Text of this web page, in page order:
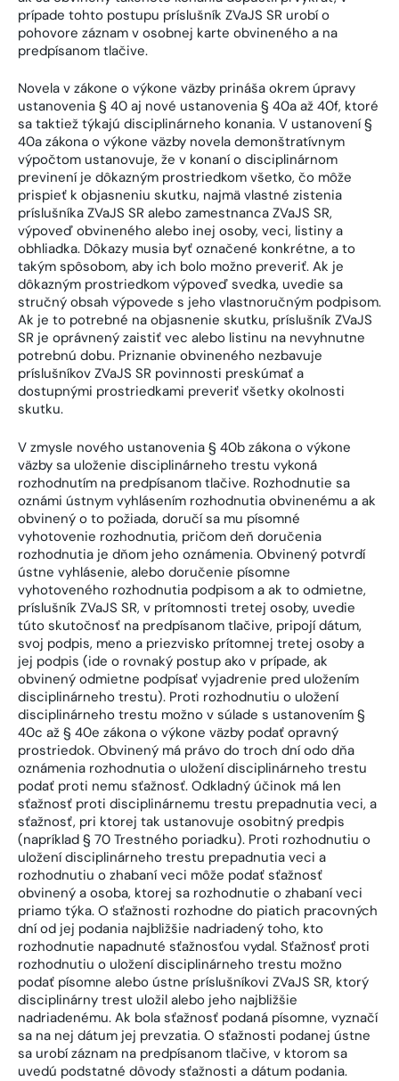
prípade tohto postupu príslušník ZVaJS SR urobí o
pohovore záznam v osobnej karte obvineného a na
predpísanom tlačive.
Novela v zákone o výkone väzby prináša okrem úpravy
ustanovenia § 40 aj nové ustanovenia § 40a až 40f, ktoré
sa taktiež týkajú disciplinárneho konania. V ustanovení §
40a zákona o výkone väzby novela demonštratívnym
výpočtom ustanovuje, že v konaní o disciplinárnom
previnení je dôkazným prostriedkom všetko, čo môže
prispieť k objasneniu skutku, najmä vlastné zistenia
príslušníka ZVaJS SR alebo zamestnanca ZVaJS SR,
výpoveď obvineného alebo inej osoby, veci, listiny a
obhliadka. Dôkazy musia byť označené konkrétne, a to
takým spôsobom, aby ich bolo možno preveriť. Ak je
dôkazným prostriedkom výpoveď svedka, uvedie sa
stručný obsah výpovede s jeho vlastnoručným podpisom.
Ak je to potrebné na objasnenie skutku, príslušník ZVaJS
SR je oprávnený zaistiť vec alebo listinu na nevyhnutne
potrebnú dobu. Priznanie obvineného nezbavuje
príslušníkov ZVaJS SR povinnosti preskúmať a
dostupnými prostriedkami preveriť všetky okolnosti
skutku.
V zmysle nového ustanovenia § 40b zákona o výkone
väzby sa uloženie disciplinárneho trestu vykoná
rozhodnutím na predpísanom tlačive. Rozhodnutie sa
oznámi ústnym vyhlásením rozhodnutia obvinenému a ak
obvinený o to požiada, doručí sa mu písomné
vyhotovenie rozhodnutia, pričom deň doručenia
rozhodnutia je dňom jeho oznámenia. Obvinený potvrdí
ústne vyhlásenie, alebo doručenie písomne
vyhotoveného rozhodnutia podpisom a ak to odmietne,
príslušník ZVaJS SR, v prítomnosti tretej osoby, uvedie
túto skutočnosť na predpísanom tlačive, pripojí dátum,
svoj podpis, meno a priezvisko prítomnej tretej osoby a
jej podpis (ide o rovnaký postup ako v prípade, ak
obvinený odmietne podpísať vyjadrenie pred uložením
disciplinárneho trestu). Proti rozhodnutiu o uložení
disciplinárneho trestu možno v súlade s ustanovením §
40c až § 40e zákona o výkone väzby podať opravný
prostriedok. Obvinený má právo do troch dní odo dňa
oznámenia rozhodnutia o uložení disciplinárneho trestu
podať proti nemu sťažnosť. Odkladný účinok má len
sťažnosť proti disciplinárnemu trestu prepadnutia veci, a
sťažnosť, pri ktorej tak ustanovuje osobitný predpis
(napríklad § 70 Trestného poriadku). Proti rozhodnutiu o
uložení disciplinárneho trestu prepadnutia veci a
rozhodnutiu o zhabaní veci môže podať sťažnosť
obvinený a osoba, ktorej sa rozhodnutie o zhabaní veci
priamo týka. O sťažnosti rozhodne do piatich pracovných
dní od jej podania najbližšie nadriadený toho, kto
rozhodnutie napadnuté sťažnosťou vydal. Sťažnosť proti
rozhodnutiu o uložení disciplinárneho trestu možno
podať písomne alebo ústne príslušníkovi ZVaJS SR, ktorý
disciplinárny trest uložil alebo jeho najbližšie
nadriadenému. Ak bola sťažnosť podaná písomne, vyznačí
sa na nej dátum jej prevzatia. O sťažnosti podanej ústne
sa urobí záznam na predpísanom tlačive, v ktorom sa
uvedú podstatné dôvody sťažnosti a dátum podania.